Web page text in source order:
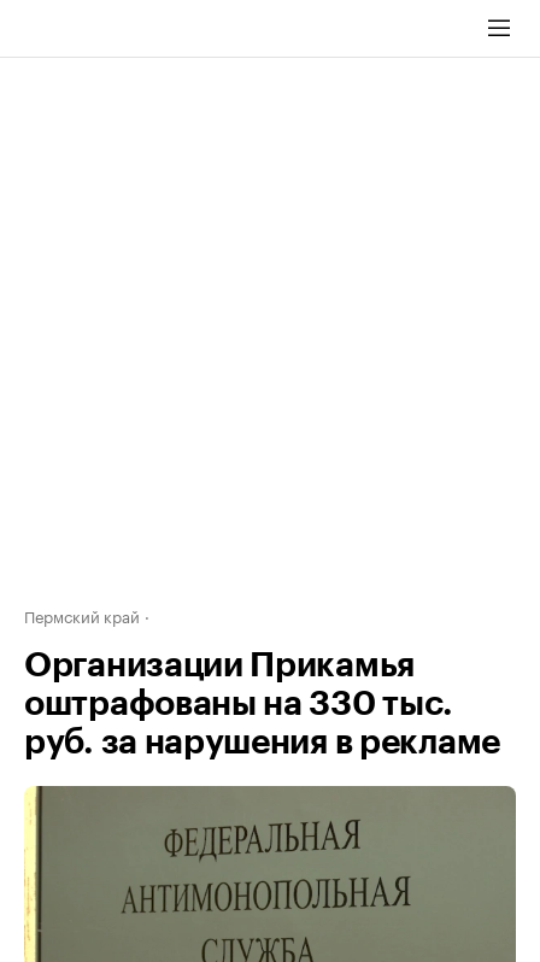
Пермский край
Организации Прикамья
оштрафованы на 330 тыс.
руб. за нарушения в рекламе